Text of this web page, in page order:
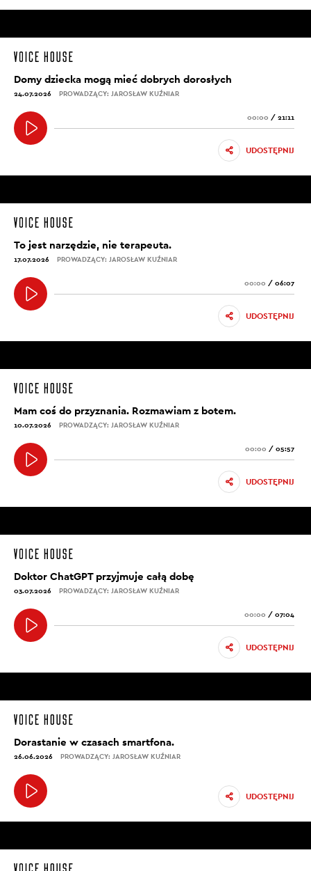
Domy dziecka mogą mieć dobrych dorosłych
24.07.2026 PROWADZĄCY: JAROSŁAW KUŹNIAR
00:00 / 21:11
UDOSTĘPNIJ
To jest narzędzie, nie terapeuta.
17.07.2026 PROWADZĄCY: JAROSŁAW KUŹNIAR
00:00 / 06:07
UDOSTĘPNIJ
Mam coś do przyznania. Rozmawiam z botem.
10.07.2026 PROWADZĄCY: JAROSŁAW KUŹNIAR
00:00 / 05:57
UDOSTĘPNIJ
Doktor ChatGPT przyjmuje całą dobę
03.07.2026 PROWADZĄCY: JAROSŁAW KUŹNIAR
00:00 / 07:04
UDOSTĘPNIJ
Dorastanie w czasach smartfona.
26.06.2026 PROWADZĄCY: JAROSŁAW KUŹNIAR
UDOSTĘPNIJ